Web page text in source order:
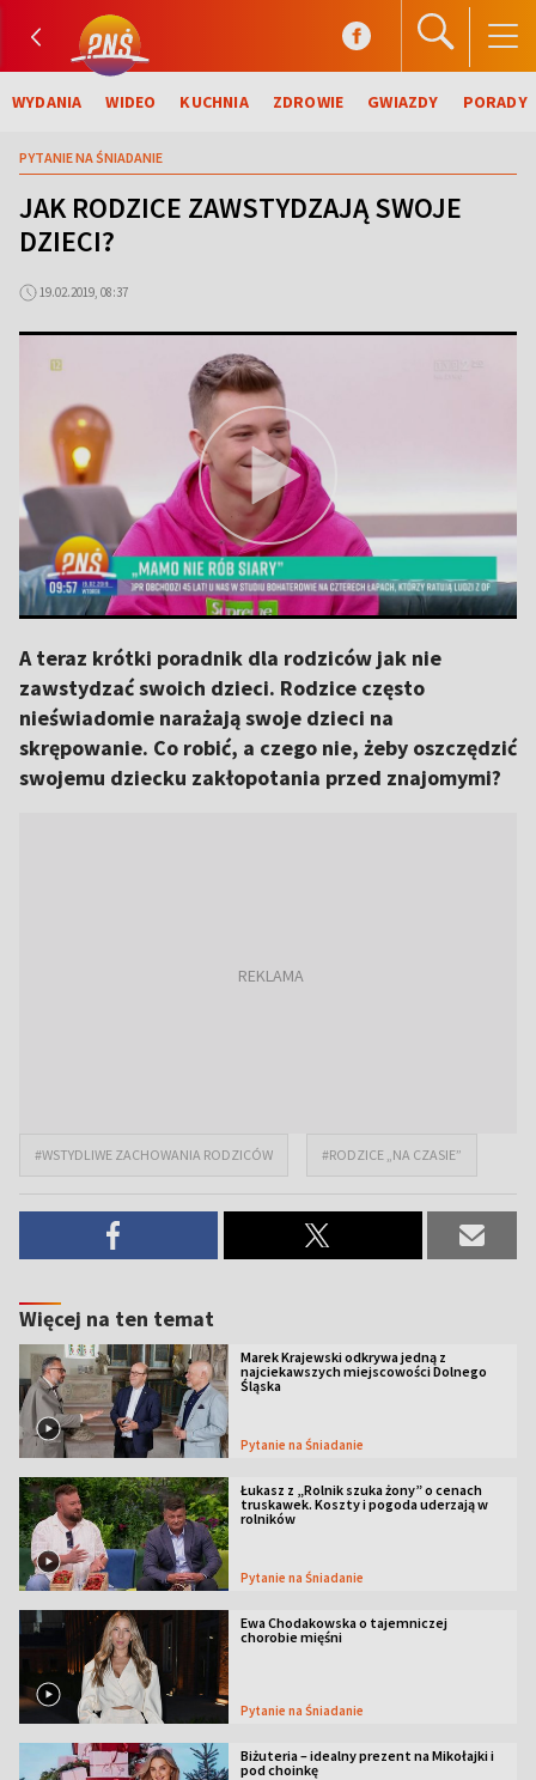
WYDANIA WIDEO KUCHNIA ZDROWIE GWIAZDY PORADY
PYTANIE NA ŚNIADANIE
JAK RODZICE ZAWSTYDZAJĄ SWOJE
DZIECI?
19.02.2019, 08:37
A teraz krótki poradnik dla rodziców jak nie
zawstydzać swoich dzieci. Rodzice często
nieświadomie narażają swoje dzieci na
skrępowanie. Co robić, a czego nie, żeby oszczędzić
swojemu dziecku zakłopotania przed znajomymi?
#WSTYDLIWE ZACHOWANIA RODZICÓW #RODZICE „NA CZASIE”
Więcej na ten temat
Marek Krajewski odkrywa jedną z
najciekawszych miejscowości Dolnego
Śląska
Pytanie na Śniadanie
Łukasz z „Rolnik szuka żony” o cenach
truskawek. Koszty i pogoda uderzają w
rolników
Pytanie na Śniadanie
Ewa Chodakowska o tajemniczej
chorobie mięśni
Pytanie na Śniadanie
Biżuteria – idealny prezent na Mikołajki i
pod choinkę